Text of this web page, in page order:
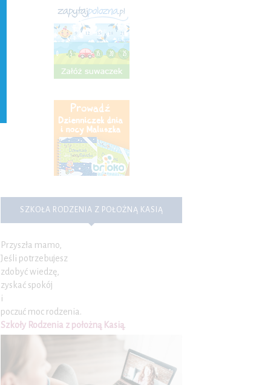
SZKOŁA RODZENIA Z POŁOŻNĄ KASIĄ
Przyszła mamo,
Jeśli potrzebujesz
zdobyć wiedzę,
zyskać spokój
i
poczuć moc rodzenia.
Szkoły Rodzenia z położną Kasią.